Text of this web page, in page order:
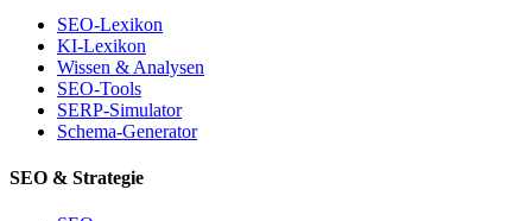
SEO-Lexikon
KI-Lexikon
Wissen & Analysen
SEO-Tools
SERP-Simulator
Schema-Generator
SEO & Strategie